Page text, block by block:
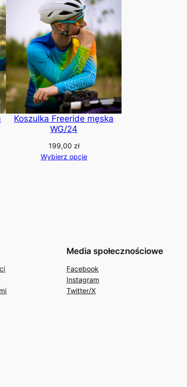
Koszulka Freeride męska
WG/24
199,00 zł
Wybierz opcje
Media społecznościowe
Facebook
Instagram
Twitter/X